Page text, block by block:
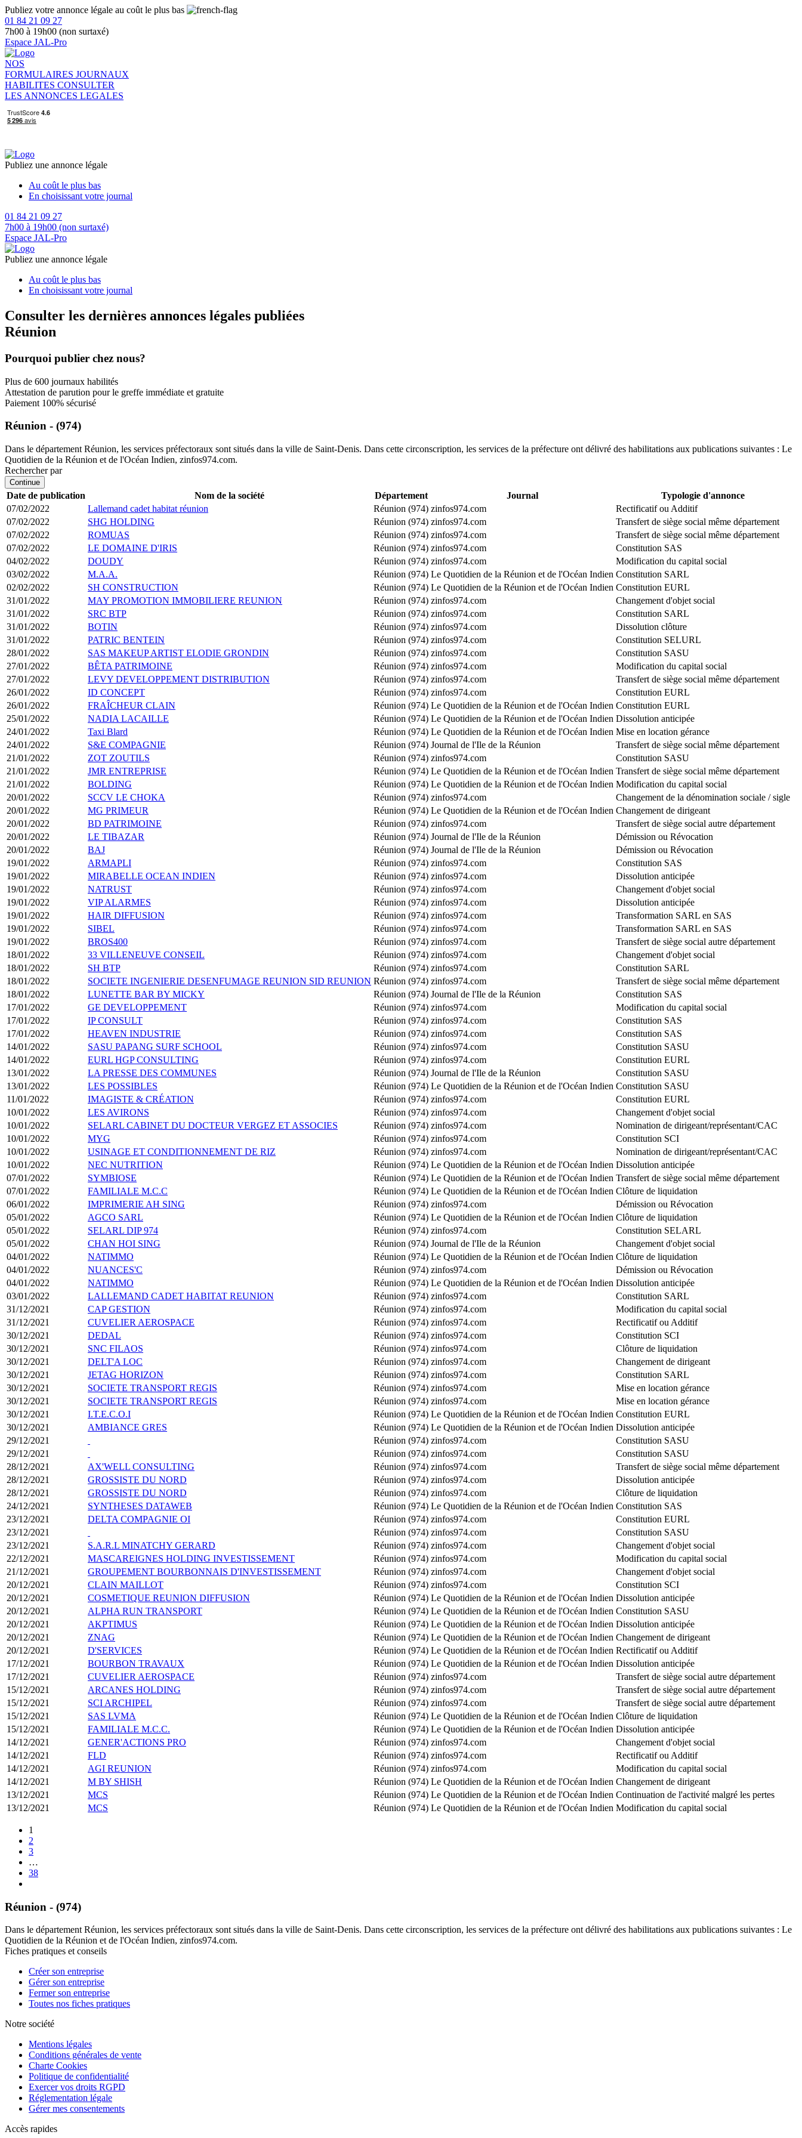
Publiez votre annonce légale au coût le plus bas
01 84 21 09 27
7h00 à 19h00 (non surtaxé)
Espace JAL-Pro
NOS
FORMULAIRES JOURNAUX
HABILITES CONSULTER
LES ANNONCES LEGALES
Publiez une annonce légale
Au coût le plus bas
En choisissant votre journal
01 84 21 09 27
7h00 à 19h00 (non surtaxé)
Espace JAL-Pro
Publiez une annonce légale
Au coût le plus bas
En choisissant votre journal
Consulter les dernières annonces légales publiées
Réunion
Pourquoi publier chez nous?
Plus de 600 journaux habilités
Attestation de parution pour le greffe immédiate et gratuite
Paiement 100% sécurisé
Réunion - (974)
Dans le département Réunion, les services préfectoraux sont situés dans la ville de Saint-Denis. Dans cette circonscription, les services de la préfecture ont délivré des habilitations aux publications suivantes : Le
Quotidien de la Réunion et de l'Océan Indien, zinfos974.com.
Rechercher par
Continue
Date de publication Nom de la société Département Journal
Typologie d'annonce
07/02/2022
Lallemand cadet habitat réunion Réunion (974) zinfos974.com
Rectificatif ou Additif
07/02/2022
SHG HOLDING Réunion (974) zinfos974.com
Transfert de siège social même département
07/02/2022
ROMUAS Réunion (974) zinfos974.com
Transfert de siège social même département
07/02/2022
LE DOMAINE D'IRIS Réunion (974) zinfos974.com
Constitution SAS
04/02/2022
DOUDY Réunion (974) zinfos974.com
Modification du capital social
03/02/2022
M.A.A. Réunion (974) Le Quotidien de la Réunion et de l'Océan Indien Constitution SARL
02/02/2022
SH CONSTRUCTION Réunion (974) Le Quotidien de la Réunion et de l'Océan Indien Constitution EURL
31/01/2022
MAY PROMOTION IMMOBILIERE REUNION Réunion (974) zinfos974.com
Changement d'objet social
31/01/2022
SRC BTP Réunion (974) zinfos974.com
Constitution SARL
31/01/2022
BOTIN Réunion (974) zinfos974.com
Dissolution clôture
31/01/2022
PATRIC BENTEIN Réunion (974) zinfos974.com
Constitution SELURL
28/01/2022
SAS MAKEUP ARTIST ELODIE GRONDIN Réunion (974) zinfos974.com
Constitution SASU
27/01/2022
BÊTA PATRIMOINE Réunion (974) zinfos974.com
Modification du capital social
27/01/2022
LEVY DEVELOPPEMENT DISTRIBUTION Réunion (974) zinfos974.com
Transfert de siège social même département
26/01/2022
ID CONCEPT Réunion (974) zinfos974.com
Constitution EURL
26/01/2022
FRAÎCHEUR CLAIN Réunion (974) Le Quotidien de la Réunion et de l'Océan Indien Constitution EURL
25/01/2022
NADIA LACAILLE Réunion (974) Le Quotidien de la Réunion et de l'Océan Indien Dissolution anticipée
24/01/2022
Taxi Blard Réunion (974) Le Quotidien de la Réunion et de l'Océan Indien Mise en location gérance
24/01/2022
S&E COMPAGNIE Réunion (974) Journal de l'Ile de la Réunion
Transfert de siège social même département
21/01/2022
ZOT ZOUTILS Réunion (974) zinfos974.com
Constitution SASU
21/01/2022
JMR ENTREPRISE Réunion (974) Le Quotidien de la Réunion et de l'Océan Indien Transfert de siège social même département
21/01/2022
BOLDING Réunion (974) Le Quotidien de la Réunion et de l'Océan Indien Modification du capital social
20/01/2022
SCCV LE CHOKA Réunion (974) zinfos974.com
Changement de la dénomination sociale / sigle
20/01/2022
MG PRIMEUR Réunion (974) Le Quotidien de la Réunion et de l'Océan Indien Changement de dirigeant
20/01/2022
BD PATRIMOINE Réunion (974) zinfos974.com
Transfert de siège social autre département
20/01/2022
LE TIBAZAR Réunion (974) Journal de l'Ile de la Réunion
Démission ou Révocation
20/01/2022
BAJ Réunion (974) Journal de l'Ile de la Réunion
Démission ou Révocation
19/01/2022
ARMAPLI Réunion (974) zinfos974.com
Constitution SAS
19/01/2022
MIRABELLE OCEAN INDIEN Réunion (974) zinfos974.com
Dissolution anticipée
19/01/2022
NATRUST Réunion (974) zinfos974.com
Changement d'objet social
19/01/2022
VIP ALARMES Réunion (974) zinfos974.com
Dissolution anticipée
19/01/2022
HAIR DIFFUSION Réunion (974) zinfos974.com
Transformation SARL en SAS
19/01/2022
SIBEL Réunion (974) zinfos974.com
Transformation SARL en SAS
19/01/2022
BROS400 Réunion (974) zinfos974.com
Transfert de siège social autre département
18/01/2022
33 VILLENEUVE CONSEIL Réunion (974) zinfos974.com
Changement d'objet social
18/01/2022
SH BTP Réunion (974) zinfos974.com
Constitution SARL
18/01/2022
SOCIETE INGENIERIE DESENFUMAGE REUNION SID REUNION Réunion (974) zinfos974.com
Transfert de siège social même département
18/01/2022
LUNETTE BAR BY MICKY Réunion (974) Journal de l'Ile de la Réunion
Constitution SAS
17/01/2022
GE DEVELOPPEMENT Réunion (974) zinfos974.com
Modification du capital social
17/01/2022
IP CONSULT Réunion (974) zinfos974.com
Constitution SAS
17/01/2022
HEAVEN INDUSTRIE Réunion (974) zinfos974.com
Constitution SAS
14/01/2022
SASU PAPANG SURF SCHOOL Réunion (974) zinfos974.com
Constitution SASU
14/01/2022
EURL HGP CONSULTING Réunion (974) zinfos974.com
Constitution EURL
13/01/2022
LA PRESSE DES COMMUNES Réunion (974) Journal de l'Ile de la Réunion
Constitution SASU
13/01/2022
LES POSSIBLES Réunion (974) Le Quotidien de la Réunion et de l'Océan Indien Constitution SASU
11/01/2022
IMAGISTE & CRÉATION Réunion (974) zinfos974.com
Constitution EURL
10/01/2022
LES AVIRONS Réunion (974) zinfos974.com
Changement d'objet social
10/01/2022
SELARL CABINET DU DOCTEUR VERGEZ ET ASSOCIES Réunion (974) zinfos974.com
Nomination de dirigeant/représentant/CAC
10/01/2022
MYG Réunion (974) zinfos974.com
Constitution SCI
10/01/2022
USINAGE ET CONDITIONNEMENT DE RIZ Réunion (974) zinfos974.com
Nomination de dirigeant/représentant/CAC
10/01/2022
NEC NUTRITION Réunion (974) Le Quotidien de la Réunion et de l'Océan Indien Dissolution anticipée
07/01/2022
SYMBIOSE Réunion (974) Le Quotidien de la Réunion et de l'Océan Indien Transfert de siège social même département
07/01/2022
FAMILIALE M.C.C Réunion (974) Le Quotidien de la Réunion et de l'Océan Indien Clôture de liquidation
06/01/2022
IMPRIMERIE AH SING Réunion (974) zinfos974.com
Démission ou Révocation
05/01/2022
AGCO SARL Réunion (974) Le Quotidien de la Réunion et de l'Océan Indien Clôture de liquidation
05/01/2022
SELARL DIP 974 Réunion (974) zinfos974.com
Constitution SELARL
05/01/2022
CHAN HOI SING Réunion (974) Journal de l'Ile de la Réunion
Changement d'objet social
04/01/2022
NATIMMO Réunion (974) Le Quotidien de la Réunion et de l'Océan Indien Clôture de liquidation
04/01/2022
NUANCES'C Réunion (974) zinfos974.com
Démission ou Révocation
04/01/2022
NATIMMO Réunion (974) Le Quotidien de la Réunion et de l'Océan Indien Dissolution anticipée
03/01/2022
LALLEMAND CADET HABITAT REUNION Réunion (974) zinfos974.com
Constitution SARL
31/12/2021
CAP GESTION Réunion (974) zinfos974.com
Modification du capital social
31/12/2021
CUVELIER AEROSPACE Réunion (974) zinfos974.com
Rectificatif ou Additif
30/12/2021
DEDAL Réunion (974) zinfos974.com
Constitution SCI
30/12/2021
SNC FILAOS Réunion (974) zinfos974.com
Clôture de liquidation
30/12/2021
DELT'A LOC Réunion (974) zinfos974.com
Changement de dirigeant
30/12/2021
JETAG HORIZON Réunion (974) zinfos974.com
Constitution SARL
30/12/2021
SOCIETE TRANSPORT REGIS Réunion (974) zinfos974.com
Mise en location gérance
30/12/2021
SOCIETE TRANSPORT REGIS Réunion (974) zinfos974.com
Mise en location gérance
30/12/2021
I.T.E.C.O.I Réunion (974) Le Quotidien de la Réunion et de l'Océan Indien Constitution EURL
30/12/2021
AMBIANCE GRES Réunion (974) Le Quotidien de la Réunion et de l'Océan Indien Dissolution anticipée
29/12/2021
Réunion (974) zinfos974.com
Constitution SASU
29/12/2021
Réunion (974) zinfos974.com
Constitution SASU
28/12/2021
AX'WELL CONSULTING Réunion (974) zinfos974.com
Transfert de siège social même département
28/12/2021
GROSSISTE DU NORD Réunion (974) zinfos974.com
Dissolution anticipée
28/12/2021
GROSSISTE DU NORD Réunion (974) zinfos974.com
Clôture de liquidation
24/12/2021
SYNTHESES DATAWEB Réunion (974) Le Quotidien de la Réunion et de l'Océan Indien Constitution SAS
23/12/2021
DELTA COMPAGNIE OI Réunion (974) zinfos974.com
Constitution EURL
23/12/2021
Réunion (974) zinfos974.com
Constitution SASU
23/12/2021
S.A.R.L MINATCHY GERARD Réunion (974) zinfos974.com
Changement d'objet social
22/12/2021
MASCAREIGNES HOLDING INVESTISSEMENT Réunion (974) zinfos974.com
Modification du capital social
21/12/2021
GROUPEMENT BOURBONNAIS D'INVESTISSEMENT Réunion (974) zinfos974.com
Changement d'objet social
20/12/2021
CLAIN MAILLOT Réunion (974) zinfos974.com
Constitution SCI
20/12/2021
COSMETIQUE REUNION DIFFUSION Réunion (974) Le Quotidien de la Réunion et de l'Océan Indien Dissolution anticipée
20/12/2021
ALPHA RUN TRANSPORT Réunion (974) Le Quotidien de la Réunion et de l'Océan Indien Constitution SASU
20/12/2021
AKPTIMUS Réunion (974) Le Quotidien de la Réunion et de l'Océan Indien Dissolution anticipée
20/12/2021
ZNAG Réunion (974) Le Quotidien de la Réunion et de l'Océan Indien Changement de dirigeant
20/12/2021
D'SERVICES Réunion (974) Le Quotidien de la Réunion et de l'Océan Indien Rectificatif ou Additif
17/12/2021
BOURBON TRAVAUX Réunion (974) Le Quotidien de la Réunion et de l'Océan Indien Dissolution anticipée
17/12/2021
CUVELIER AEROSPACE Réunion (974) zinfos974.com
Transfert de siège social autre département
15/12/2021
ARCANES HOLDING Réunion (974) zinfos974.com
Transfert de siège social autre département
15/12/2021
SCI ARCHIPEL Réunion (974) zinfos974.com
Transfert de siège social autre département
15/12/2021
SAS LVMA Réunion (974) Le Quotidien de la Réunion et de l'Océan Indien Clôture de liquidation
15/12/2021
FAMILIALE M.C.C. Réunion (974) Le Quotidien de la Réunion et de l'Océan Indien Dissolution anticipée
14/12/2021
GENER'ACTIONS PRO Réunion (974) zinfos974.com
Changement d'objet social
14/12/2021
FLD Réunion (974) zinfos974.com
Rectificatif ou Additif
14/12/2021
AGI REUNION Réunion (974) zinfos974.com
Modification du capital social
14/12/2021
M BY SHISH Réunion (974) Le Quotidien de la Réunion et de l'Océan Indien Changement de dirigeant
13/12/2021
MCS Réunion (974) Le Quotidien de la Réunion et de l'Océan Indien Continuation de l'activité malgré les pertes
13/12/2021
MCS Réunion (974) Le Quotidien de la Réunion et de l'Océan Indien Modification du capital social
1
2
3
…
38
Réunion - (974)
Dans le département Réunion, les services préfectoraux sont situés dans la ville de Saint-Denis. Dans cette circonscription, les services de la préfecture ont délivré des habilitations aux publications suivantes : Le
Quotidien de la Réunion et de l'Océan Indien, zinfos974.com.
Fiches pratiques et conseils
Créer son entreprise
Gérer son entreprise
Fermer son entreprise
Toutes nos fiches pratiques
Notre société
Mentions légales
Conditions générales de vente
Charte Cookies
Politique de confidentialité
Exercer vos droits RGPD
Réglementation légale
Gérer mes consentements
Accès rapides